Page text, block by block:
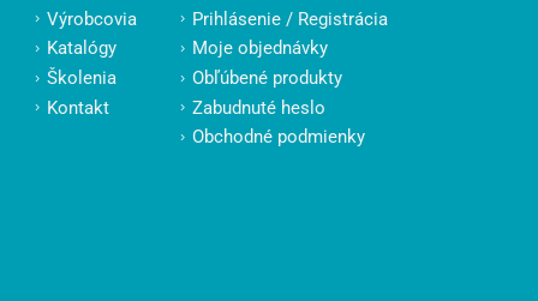
Výrobcovia
Katalógy
Školenia
Kontakt
Prihlásenie / Registrácia
Moje objednávky
Obľúbené produkty
Zabudnuté heslo
Obchodné podmienky